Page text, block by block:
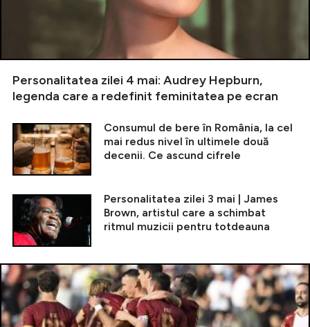
Personalitatea zilei 4 mai: Audrey Hepburn,
legenda care a redefinit feminitatea pe ecran
Consumul de bere în România, la cel
mai redus nivel în ultimele două
decenii. Ce ascund cifrele
Personalitatea zilei 3 mai | James
Brown, artistul care a schimbat
ritmul muzicii pentru totdeauna